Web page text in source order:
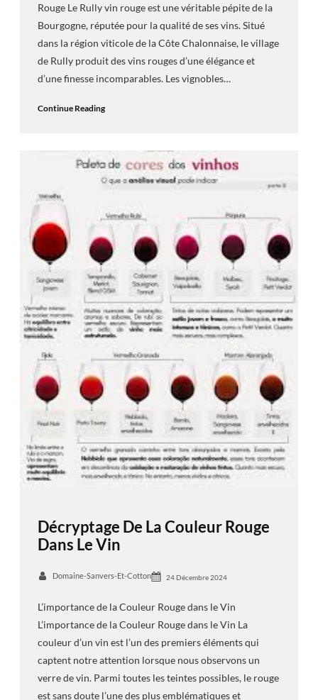
Rouge Le Rully vin rouge est une véritable pépite de la
Bourgogne, réputée pour la qualité de ses vins. Situé
dans la région viticole de la Côte Chalonnaise, le village
de Rully produit des vins rouges d’une élégance et
d’une finesse incomparables. Les vignobles…
Continue Reading
Décryptage De La Couleur Rouge
Dans Le Vin
Domaine-Sanvers-Et-Cotton 24 Décembre 2024
L’importance de la Couleur Rouge dans le Vin
L’importance de la Couleur Rouge dans le Vin La
couleur d’un vin est l’un des premiers éléments qui
captent notre attention lorsque nous observons un
verre de vin. Parmi toutes les teintes possibles, le rouge
est sans doute l’une des plus emblématiques et